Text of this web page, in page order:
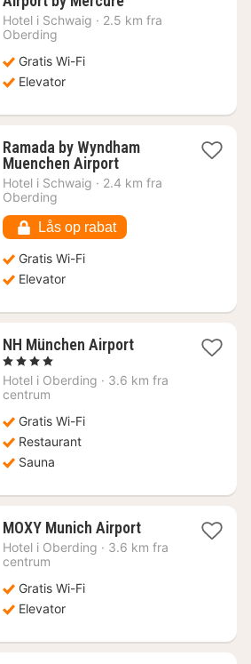
nat
Hotel i Schwaig · 2.5 km fra
Oberding
Gratis Wi-Fi
Elevator
Ramada by Wyndham
Muenchen Airport1
nat
kr.
Hotel i Schwaig · 2.4 km fra
Oberding
Lås op rabat
Gratis Wi-Fi
Elevator
NH München Airport1
fra
, 4 Stjerner
Hotel i Oberding · 3.6 km fra
centrum
Gratis Wi-Fi
Restaurant
Sauna
MOXY Munich Airport1
nat
Hotel i Oberding · 3.6 km fra
centrum
Gratis Wi-Fi
Elevator